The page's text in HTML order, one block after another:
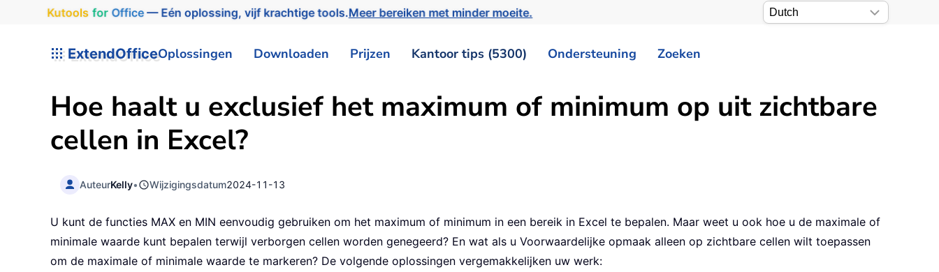
Kutools for Office— Eén oplossing, vijf krachtige tools.Meer bereiken met minder moeite.
ExtendOfficeOplossingen Downloaden Prijzen Kantoor tips (5300) Ondersteuning Zoeken
Hoe haalt u exclusief het maximum of minimum op uit zichtbare
cellen in Excel?
AuteurKelly• Wijzigingsdatum2024-11-13
U kunt de functies MAX en MIN eenvoudig gebruiken om het maximum of minimum in een bereik in Excel te bepalen. Maar weet u ook hoe u de maximale of
minimale waarde kunt bepalen terwijl verborgen cellen worden genegeerd? En wat als u Voorwaardelijke opmaak alleen op zichtbare cellen wilt toepassen
om de maximale of minimale waarde te markeren? De volgende oplossingen vergemakkelijken uw werk: